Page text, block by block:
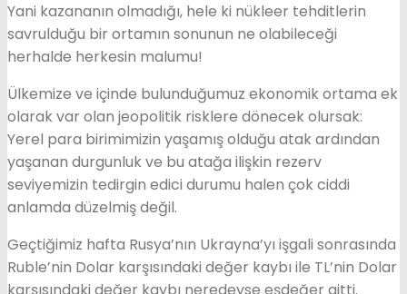
Yani kazananın olmadığı, hele ki nükleer tehditlerin
savrulduğu bir ortamın sonunun ne olabileceği
herhalde herkesin malumu!
Ülkemize ve içinde bulunduğumuz ekonomik ortama ek
olarak var olan jeopolitik risklere dönecek olursak:
Yerel para birimimizin yaşamış olduğu atak ardından
yaşanan durgunluk ve bu atağa ilişkin rezerv
seviyemizin tedirgin edici durumu halen çok ciddi
anlamda düzelmiş değil.
Geçtiğimiz hafta Rusya’nın Ukrayna’yı işgali sonrasında
Ruble’nin Dolar karşısındaki değer kaybı ile TL’nin Dolar